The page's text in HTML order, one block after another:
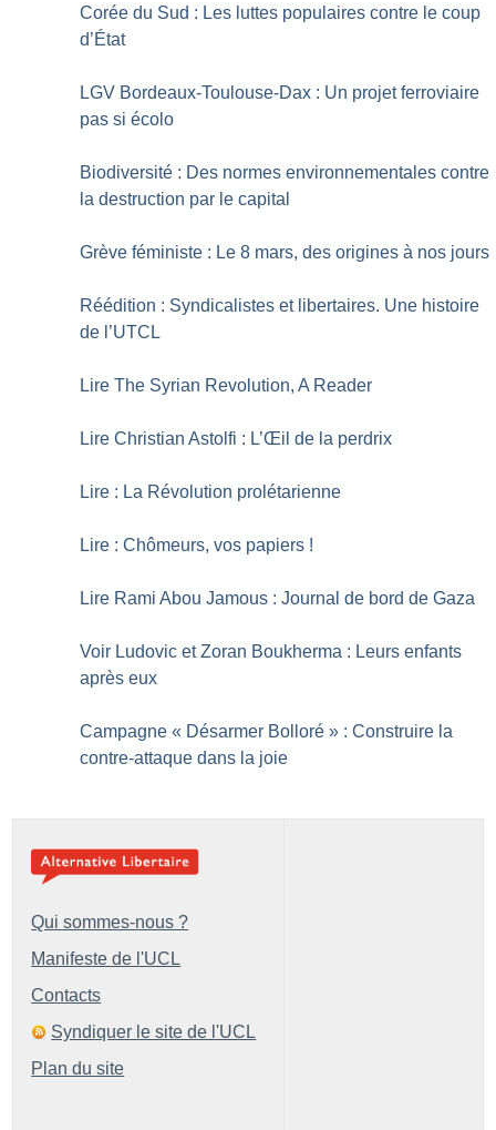
Corée du Sud : Les luttes populaires contre le coup
d’État
LGV Bordeaux-Toulouse-Dax : Un projet ferroviaire
pas si écolo
Biodiversité : Des normes environnementales contre
la destruction par le capital
Grève féministe : Le 8 mars, des origines à nos jours
Réédition : Syndicalistes et libertaires. Une histoire
de l’UTCL
Lire The Syrian Revolution, A Reader
Lire Christian Astolfi : L’Œil de la perdrix
Lire : La Révolution prolétarienne
Lire : Chômeurs, vos papiers !
Lire Rami Abou Jamous : Journal de bord de Gaza
Voir Ludovic et Zoran Boukherma : Leurs enfants
après eux
Campagne « Désarmer Bolloré » : Construire la
contre-attaque dans la joie
Qui sommes-nous ?
Manifeste de l'UCL
Contacts
Syndiquer le site de l'UCL
Plan du site